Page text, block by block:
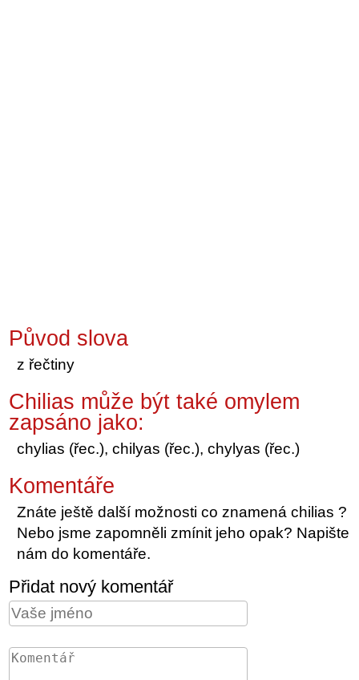
Původ slova
z řečtiny
Chilias může být také omylem
zapsáno jako:
chylias (řec.), chilyas (řec.), chylyas (řec.)
Komentáře
Znáte ještě další možnosti co znamená chilias ?
Nebo jsme zapomněli zmínit jeho opak? Napište
nám do komentáře.
Přidat nový komentář